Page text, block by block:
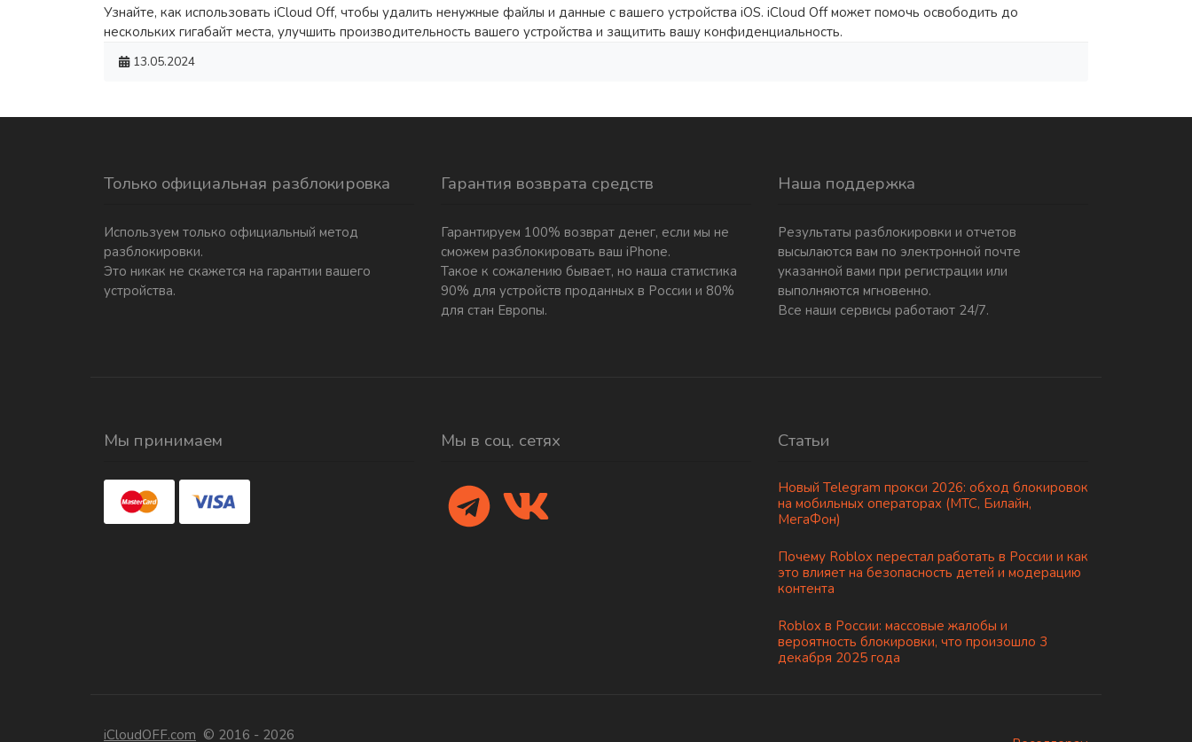
Узнайте, как использовать iCloud Off, чтобы удалить ненужные файлы и данные с вашего устройства iOS. iCloud Off может помочь освободить до
нескольких гигабайт места, улучшить производительность вашего устройства и защитить вашу конфиденциальность.
13.05.2024
Только официальная разблокировка
Используем только официальный метод
разблокировки.
Это никак не скажется на гарантии вашего
устройства.
Гарантия возврата средств
Гарантируем 100% возврат денег, если мы не
сможем разблокировать ваш iPhone.
Такое к сожалению бывает, но наша статистика
90% для устройств проданных в России и 80%
для стан Европы.
Наша поддержка
Результаты разблокировки и отчетов
высылаются вам по электронной почте
указанной вами при регистрации или
выполняются мгновенно.
Все наши сервисы работают 24/7.
Мы принимаем Мы в соц. сетях Статьи
Новый Telegram прокси 2026: обход блокировок
на мобильных операторах (МТС, Билайн,
МегаФон)
Почему Roblox перестал работать в России и как
это влияет на безопасность детей и модерацию
контента
Roblox в России: массовые жалобы и
вероятность блокировки, что произошло 3
декабря 2025 года
iCloudOFF.com © 2016 - 2026